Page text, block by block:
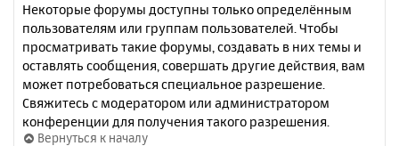
Некоторые форумы доступны только определённым
пользователям или группам пользователей. Чтобы
просматривать такие форумы, создавать в них темы и
оставлять сообщения, совершать другие действия, вам
может потребоваться специальное разрешение.
Свяжитесь с модератором или администратором
конференции для получения такого разрешения.
Вернуться к началу